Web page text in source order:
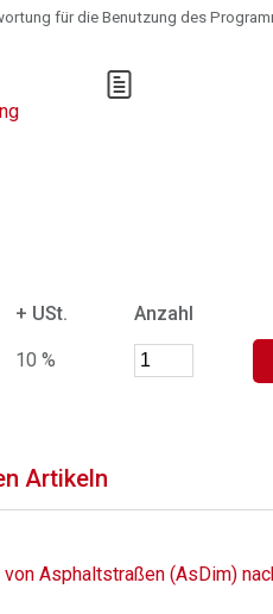
für die Benutzung des
+ USt. Anzahl
10 %
Artikeln
Asphaltstraßen (AsDim)